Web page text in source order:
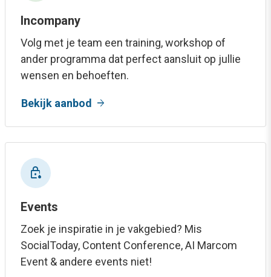
Incompany
Volg met je team een training, workshop of
ander programma dat perfect aansluit op jullie
wensen en behoeften.
Bekijk aanbod arrow_forward
water_lock
Events
Zoek je inspiratie in je vakgebied? Mis
SocialToday, Content Conference, AI Marcom
Event & andere events niet!